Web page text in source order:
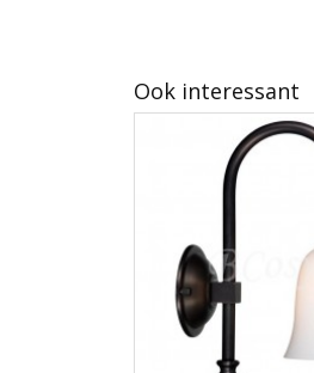
Ook interessant